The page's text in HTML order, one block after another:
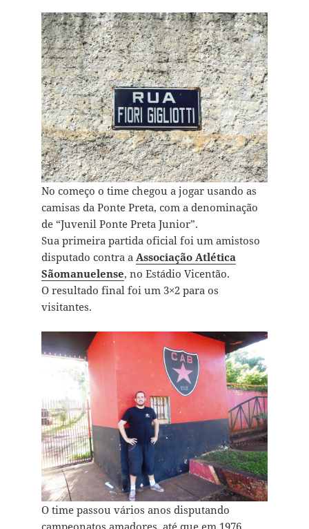
No começo o time chegou a jogar usando as
camisas da Ponte Preta, com a denominação
de “Juvenil Ponte Preta Junior”.
Sua primeira partida oficial foi um amistoso
disputado contra a Associação Atlética
Sãomanuelense, no Estádio Vicentão.
O resultado final foi um 3×2 para os
visitantes.
O time passou vários anos disputando
campeonatos amadores, até que em 1976,